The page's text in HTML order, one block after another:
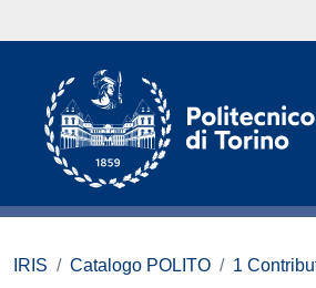
IRIS Catalogo POLITO 1